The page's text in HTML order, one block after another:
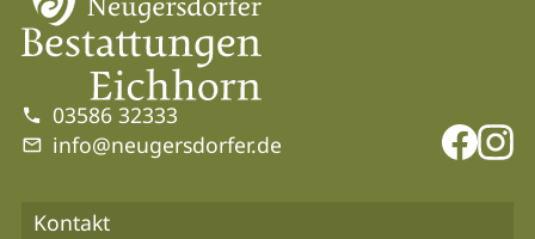
03586 32333
info@neugersdorfer.de
Kontakt